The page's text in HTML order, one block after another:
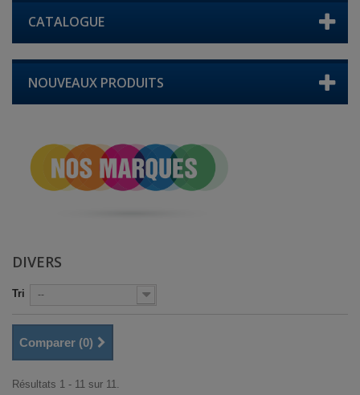
CATALOGUE
NOUVEAUX PRODUITS
DIVERS
Tri --
Comparer (0)
Résultats 1 - 11 sur 11.